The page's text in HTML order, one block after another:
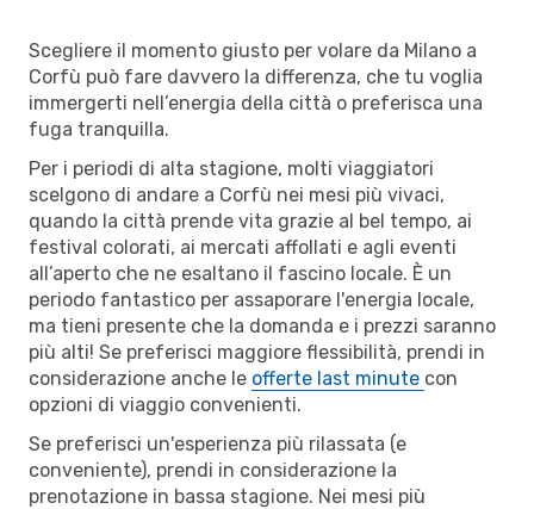
Scegliere il momento giusto per volare da Milano a
Corfù può fare davvero la differenza, che tu voglia
immergerti nell’energia della città o preferisca una
fuga tranquilla.
Per i periodi di alta stagione, molti viaggiatori
scelgono di andare a Corfù nei mesi più vivaci,
quando la città prende vita grazie al bel tempo, ai
festival colorati, ai mercati affollati e agli eventi
all’aperto che ne esaltano il fascino locale. È un
periodo fantastico per assaporare l'energia locale,
ma tieni presente che la domanda e i prezzi saranno
più alti! Se preferisci maggiore flessibilità, prendi in
considerazione anche le offerte last minute con
opzioni di viaggio convenienti.
Se preferisci un'esperienza più rilassata (e
conveniente), prendi in considerazione la
prenotazione in bassa stagione. Nei mesi più